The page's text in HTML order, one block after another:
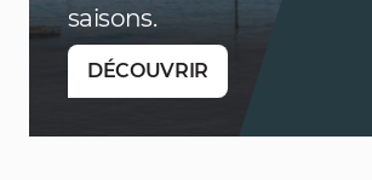
saisons.
DÉCOUVRIR